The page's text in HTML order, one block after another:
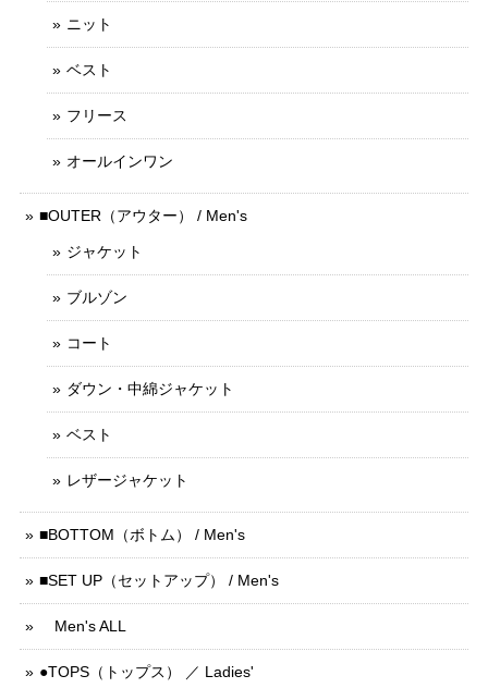
ニット
ベスト
フリース
オールインワン
■OUTER（アウター） / Men's
ジャケット
ブルゾン
コート
ダウン・中綿ジャケット
ベスト
レザージャケット
■BOTTOM（ボトム） / Men's
■SET UP（セットアップ） / Men's
Men's ALL
●TOPS（トップス） ／ Ladies'